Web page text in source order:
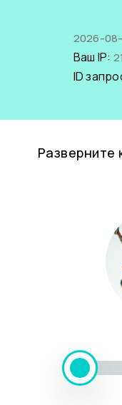
2026-
Ваш IP:
ID
Разверните